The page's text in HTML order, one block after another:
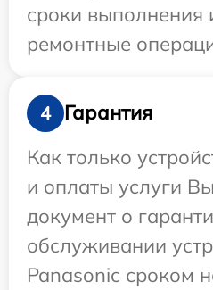
сроки выполнения
ремонтные
4
Гарантия
Как только
и оплаты услуги
документ о
обслуживании
Panasonic сроком